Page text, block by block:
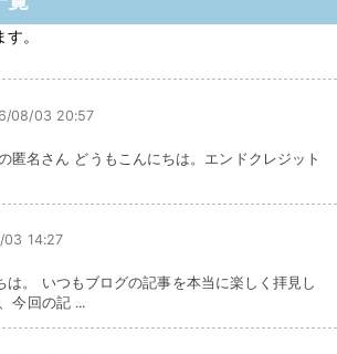
。
08/03 20:57
名さん どうもこんにちは。エンドクレジット
14:27
は。 いつもブログの記事を本当に楽しく拝見し
今回の記 ...